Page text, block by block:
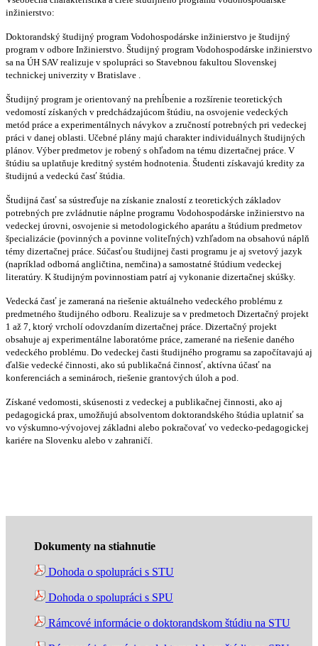
inžinierstvo:
Doktorandský študijný program Vodohospodárske inžinierstvo je študijný
program v odbore Inžinierstvo. Študijný program Vodohospodárske inžinierstvo
sa na ÚH SAV realizuje v spolupráci so Stavebnou fakultou Slovenskej
technickej univerzity v Bratislave .
Študijný program je orientovaný na prehĺbenie a rozšírenie teoretických
vedomostí získaných v predchádzajúcom štúdiu, na osvojenie vedeckých
metód práce a experimentálnych návykov a zručností potrebných pri vedeckej
práci v danej oblasti. Učebné plány majú charakter individuálnych študijných
plánov. Výber predmetov je robený s ohľadom na tému dizertačnej práce. V
štúdiu sa uplatňuje kreditný systém hodnotenia. Študenti získavajú kredity za
študijnú a vedeckú časť štúdia.
Študijná časť sa sústreďuje na získanie znalostí z teoretických základov
potrebných pre zvládnutie náplne programu Vodohospodárske inžinierstvo na
vedeckej úrovni, osvojenie si metodologického aparátu a štúdium predmetov
špecializácie (povinných a povinne voliteľných) vzhľadom na obsahovú náplň
témy dizertačnej práce. Súčasťou študijnej časti programu je aj svetový jazyk
(napríklad odborná angličtina, nemčina) a samostatné štúdium vedeckej
literatúry. K študijným povinnostiam patrí aj vykonanie dizertačnej skúšky.
Vedecká časť je zameraná na riešenie aktuálneho vedeckého problému z
predmetného študijného odboru. Realizuje sa v predmetoch Dizertačný projekt
1 až 7, ktorý vrcholí odovzdaním dizertačnej práce. Dizertačný projekt
obsahuje aj experimentálne laboratórne práce, zamerané na riešenie daného
vedeckého problému. Do vedeckej časti študijného programu sa započítavajú aj
ďalšie vedecké činnosti, ako sú publikačná činnosť, aktívna účasť na
konferenciách a seminároch, riešenie grantových úloh a pod.
Získané vedomosti, skúsenosti z vedeckej a publikačnej činnosti, ako aj
pedagogická prax, umožňujú absolventom doktorandského štúdia uplatniť sa
vo výskumno-vývojovej základni alebo pokračovať vo vedecko-pedagogickej
kariére na Slovenku alebo v zahraničí.
Dokumenty na stiahnutie
Dohoda o spolupráci s STU
Dohoda o spolupráci s SPU
Rámcové informácie o doktorandskom štúdiu na STU